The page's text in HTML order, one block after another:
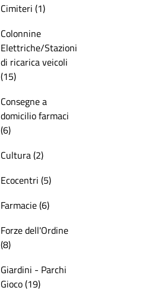
Cimiteri (1)
Colonnine
Elettriche/Stazioni
di ricarica veicoli
(15)
Consegne a
domicilio farmaci
(6)
Cultura (2)
Ecocentri (5)
Farmacie (6)
Forze dell'Ordine
(8)
Giardini - Parchi
Gioco (19)